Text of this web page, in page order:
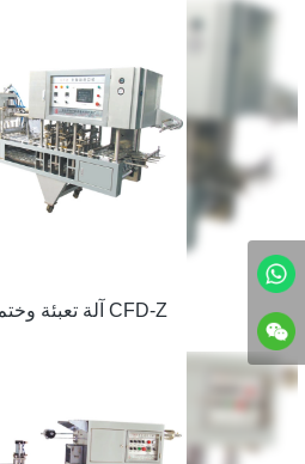
آلة تعبئة وختم السيارات CFD-Z